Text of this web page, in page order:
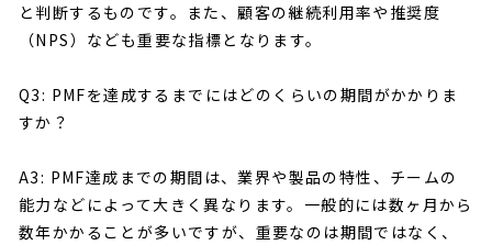
と判断するものです。また、顧客の継続利用率や推奨度
（NPS）なども重要な指標となります。
Q3: PMFを達成するまでにはどのくらいの期間がかかりま
すか？
A3: PMF達成までの期間は、業界や製品の特性、チームの
能力などによって大きく異なります。一般的には数ヶ月から
数年かかることが多いですが、重要なのは期間ではなく、